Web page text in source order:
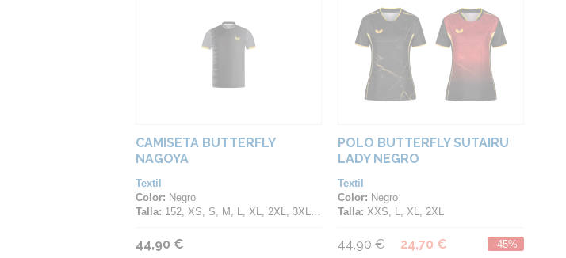
CAMISETA BUTTERFLY
NAGOYA
Textil
Color: Negro
Talla: 152, XS, S, M, L, XL, 2XL, 3XL, 4XL
44,90 €
POLO BUTTERFLY SUTAIRU
LADY NEGRO
Textil
Color: Negro
Talla: XXS, L, XL, 2XL
44,90 € 24,70 € -45%